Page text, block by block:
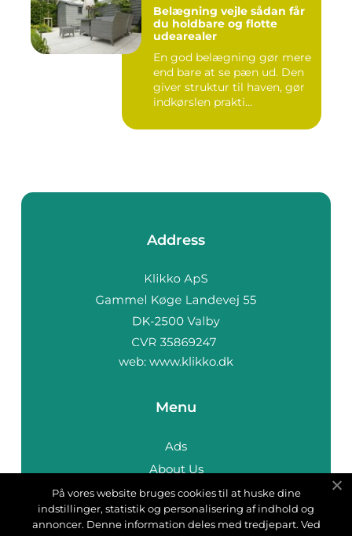
Belægning vejle sådan får
du holdbare og flotte
udearealer
En god belægning gør mere
end bare at se pæn ud. Den
giver struktur til haven, gør
indkørslen prakti...
Address
web: www.klikko.dk
Menu
Ads
About Us
Cookies
Contact
På vores website bruges cookies til at huske dine
indstillinger, statistik og personalisering af indhold og
annoncer. Denne information deles med tredjepart. Ved